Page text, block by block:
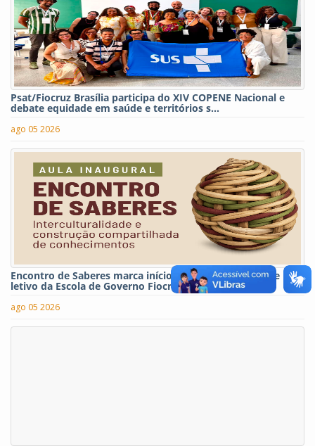
Psat/Fiocruz Brasília participa do XIV COPENE Nacional e
debate equidade em saúde e territórios s...
ago 05 2026
Encontro de Saberes marca início do segundo semestre
letivo da Escola de Governo Fiocruz-Brasília
ago 05 2026